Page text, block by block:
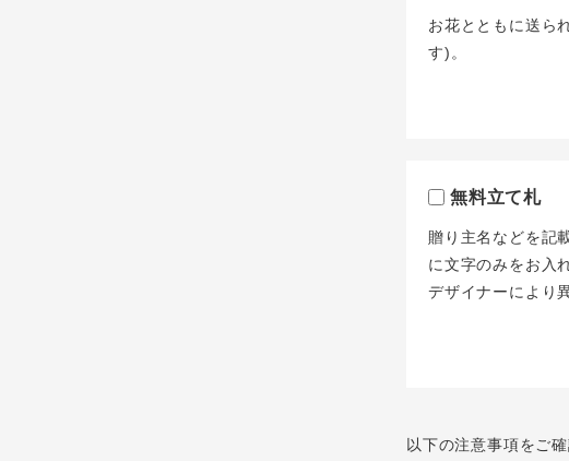
お花とともに送ら
す)。
無料立て札
贈り主名などを記
に文字のみをお入
デザイナーにより
以下の注意事項をご